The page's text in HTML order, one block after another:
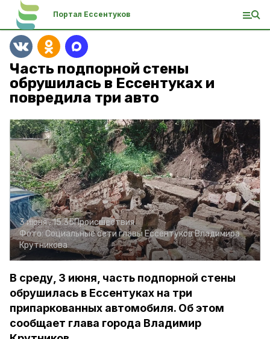
Портал Ессентуков
Часть подпорной стены
обрушилась в Ессентуках и
повредила три авто
3 июня , 15:35Происшествия
Фото:Социальные сети главы Ессентуков Владимира
Крутникова
В среду, 3 июня, часть подпорной стены
обрушилась в Ессентуках на три
припаркованных автомобиля. Об этом
сообщает глава города Владимир